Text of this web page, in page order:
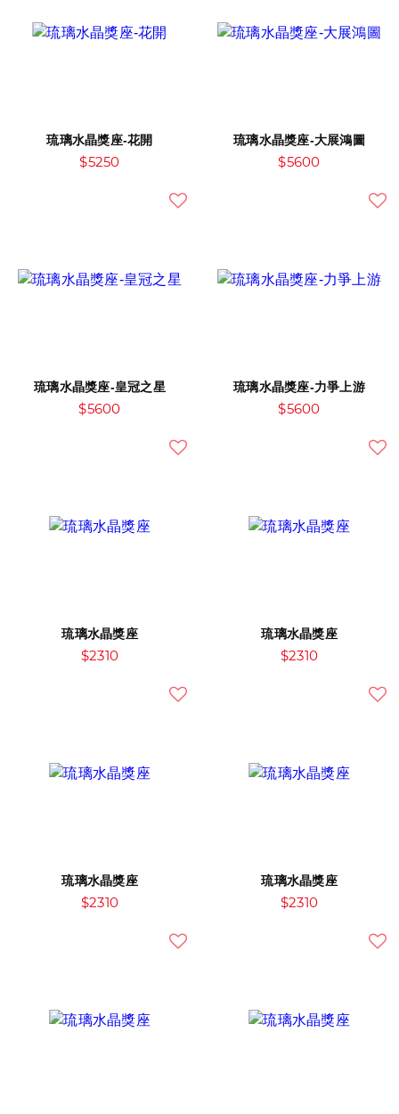
琉璃水晶獎座-花開
$5250
琉璃水晶獎座-大展鴻圖
$5600
琉璃水晶獎座-皇冠之星
$5600
琉璃水晶獎座-力爭上游
$5600
琉璃水晶獎座
$2310
琉璃水晶獎座
$2310
琉璃水晶獎座
$2310
琉璃水晶獎座
$2310